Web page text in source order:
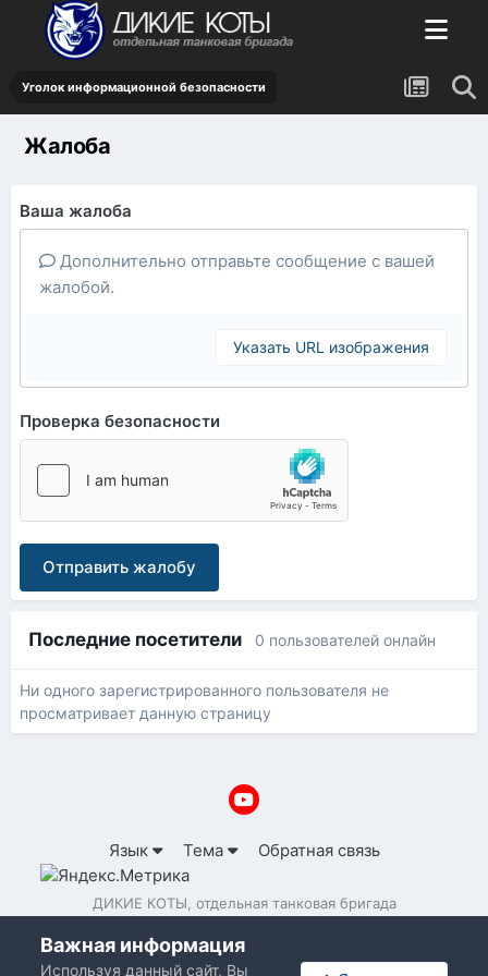
Уголок информационной безопасности
Жалоба
Ваша жалоба
Дополнительно отправьте сообщение с вашей
жалобой.
Указать URL изображения
Проверка безопасности
Отправить жалобу
Последние посетители 0 пользователей онлайн
Ни одного зарегистрированного пользователя не
просматривает данную страницу
Язык Тема Обратная связь
ДИКИЕ КОТЫ, отдельная танковая бригада
Важная информация
Используя данный сайт, Вы